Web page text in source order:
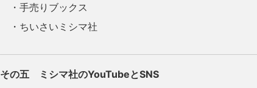
・手売りブックス
・ちいさいミシマ社
その五 ミシマ社のYouTubeとSNS